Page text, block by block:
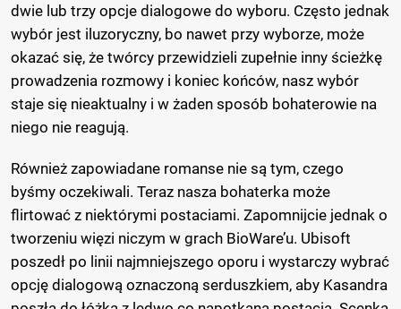
dwie lub trzy opcje dialogowe do wyboru. Często jednak
wybór jest iluzoryczny, bo nawet przy wyborze, może
okazać się, że twórcy przewidzieli zupełnie inny ścieżkę
prowadzenia rozmowy i koniec końców, nasz wybór
staje się nieaktualny i w żaden sposób bohaterowie na
niego nie reagują.
Również zapowiadane romanse nie są tym, czego
byśmy oczekiwali. Teraz nasza bohaterka może
flirtować z niektórymi postaciami. Zapomnijcie jednak o
tworzeniu więzi niczym w grach BioWare’u. Ubisoft
poszedł po linii najmniejszego oporu i wystarczy wybrać
opcję dialogową oznaczoną serduszkiem, aby Kasandra